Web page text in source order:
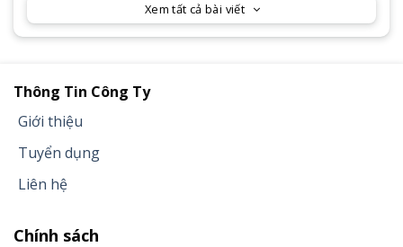
Xem tất cả bài viết
Thông Tin Công Ty
Giới thiệu
Tuyển dụng
Liên hệ
Chính sách